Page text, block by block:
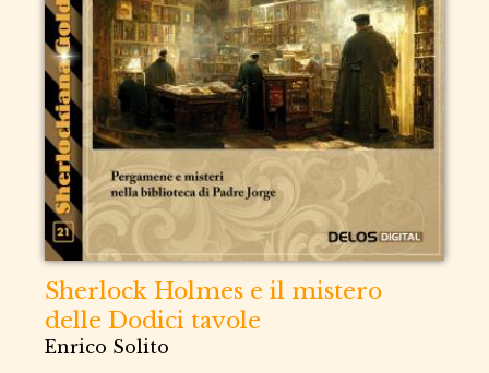
Sherlock Holmes e il mistero
delle Dodici tavole
Enrico Solito